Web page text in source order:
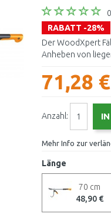
RABATT -28%
Der WoodXpert
Anheben von
71,28 €
Anzahl:
Mehr Info zur
Länge
70 cm
48,90 €